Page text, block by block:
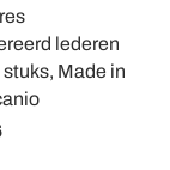
lederen
stuks, Made in